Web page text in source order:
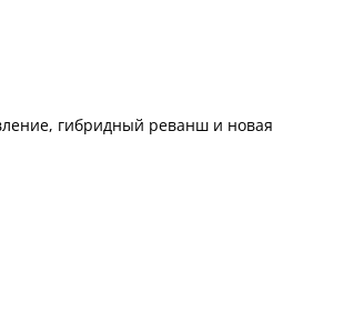
гибридный реванш и новая